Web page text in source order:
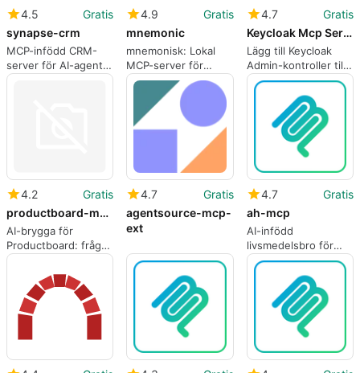
4.5
Gratis
synapse-crm
MCP-infödd CRM-
server för AI-agenter
och
4.9
Gratis
mnemonic
mnemonisk: Lokal
MCP-server för
bestående AI-minne
4.7
Gratis
Keycloak Mcp Server
Lägg till Keycloak
Admin-kontroller till
MCP-baserade AI-
assistenter
4.2
Gratis
productboard-mcpb
AI-brygga för
Productboard: fråga
vägkartor och fånga
insikter lokalt
4.7
Gratis
agentsource-mcp-
ext
4.7
Gratis
ah-mcp
AI-infödd
livsmedelsbro för
Albert Heijn via
Model Context
Protocol